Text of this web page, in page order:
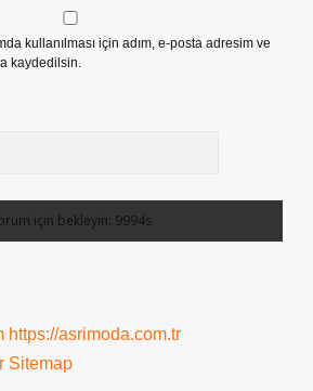
kullanılması için adım, e-posta adresim ve
kaydedilsin.
https://asrimoda.com.tr
Sitemap